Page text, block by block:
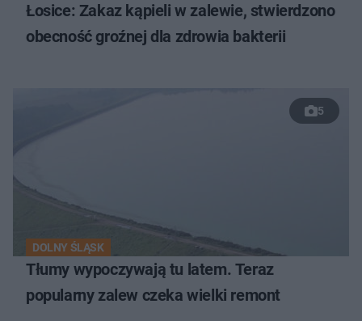
Łosice: Zakaz kąpieli w zalewie, stwierdzono
obecność groźnej dla zdrowia bakterii
5
DOLNY ŚLĄSK
Tłumy wypoczywają tu latem. Teraz
popularny zalew czeka wielki remont